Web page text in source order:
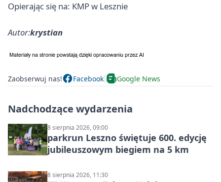
Opierając się na: KMP w Lesznie
Autor:krystian
Zaobserwuj nas! Facebook Google News
Nadchodzące wydarzenia
8 sierpnia 2026, 09:00
parkrun Leszno świętuje 600. edycję
jubileuszowym biegiem na 5 km
8 sierpnia 2026, 11:30